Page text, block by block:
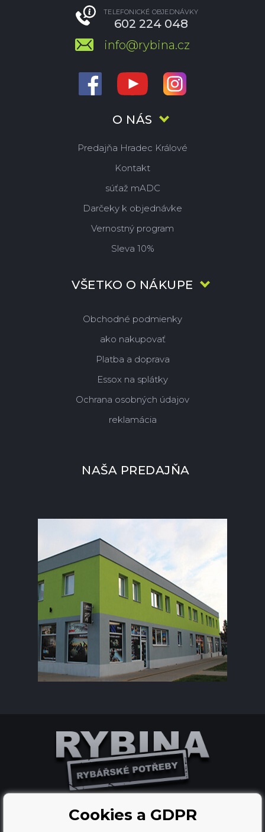
O NÁS
Predajňa Hradec Králové
Kontakt
súťaž mADC
Darčeky k objednávke
Vernostný program
Sleva 10%
VŠETKO O NÁKUPE
Obchodné podmienky
ako nakupovať
Platba a doprava
Essox na splátky
Ochrana osobných údajov
reklamácia
TELEFONICKÉ OBJEDNÁVKY
602 224 048
info@rybina.cz
NAŠA PREDAJŇA
Ecommerce solutions
Cookies a GDPR